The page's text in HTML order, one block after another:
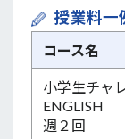
授業料一
コース名
小学生チャ
ENGLISH
週２回